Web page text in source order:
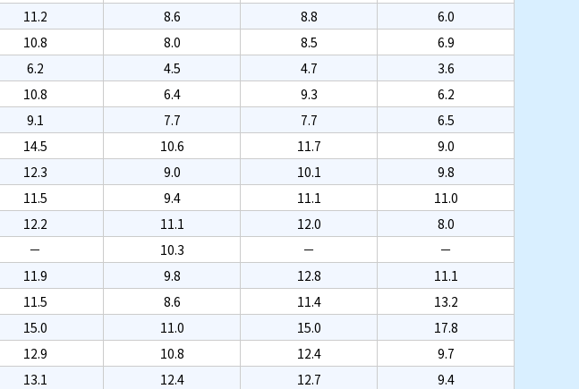
11.2 8.6 8.8
6.0
10.8 8.0 8.5
6.9
6.2 4.5 4.7
3.6
10.8 6.4 9.3
6.2
9.1 7.7 7.7
6.5
14.5 10.6 11.7
9.0
12.3 9.0 10.1
9.8
11.5 9.4 11.1
11.0
12.2 11.1 12.0
8.0
－ 10.3 －
－
11.9 9.8 12.8
11.1
11.5 8.6 11.4
13.2
15.0 11.0 15.0
17.8
12.9 10.8 12.4
9.7
13.1 12.4 12.7
9.4